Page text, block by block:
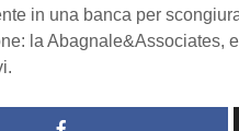
in una banca per
la Abagnale&Associates,